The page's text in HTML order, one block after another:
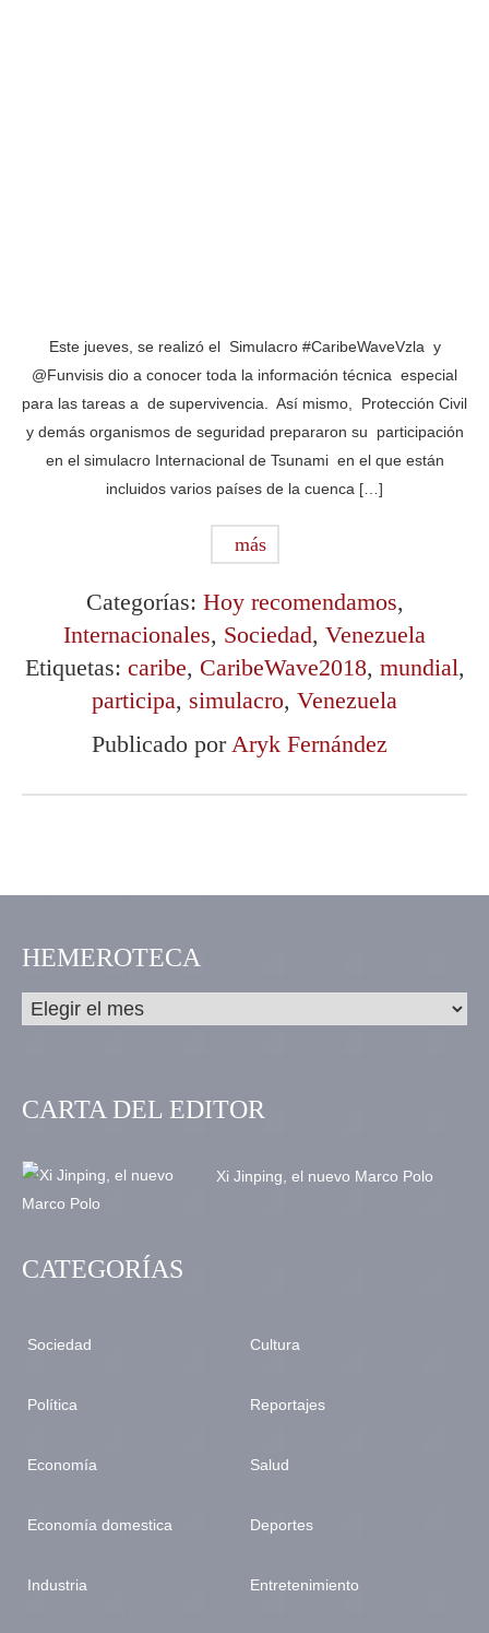
Este jueves, se realizó el Simulacro #CaribeWaveVzla y
@Funvisis dio a conocer toda la información técnica especial
para las tareas a de supervivencia. Así mismo, Protección Civil
y demás organismos de seguridad prepararon su participación
en el simulacro Internacional de Tsunami en el que están
incluidos varios países de la cuenca […]
más
Categorías: Hoy recomendamos,
Internacionales, Sociedad, Venezuela
Etiquetas: caribe, CaribeWave2018, mundial,
participa, simulacro, Venezuela
Publicado porAryk Fernández
HEMEROTECA
CARTA DEL EDITOR
Xi Jinping, el nuevo Marco Polo
CATEGORÍAS
Sociedad
Política
Economía
Economía domestica
Industria
Cultura
Reportajes
Salud
Deportes
Entretenimiento